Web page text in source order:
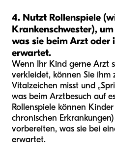
4. Nutzt Rollenspiele
Krankenschwester),
was sie beim Arzt oder
erwartet.
Wenn Ihr Kind gerne Arzt
verkleidet, können Sie ihm
Vitalzeichen misst und
was beim Arztbesuch auf
Rollenspiele können
chronischen
vorbereiten, was sie bei
erwartet.